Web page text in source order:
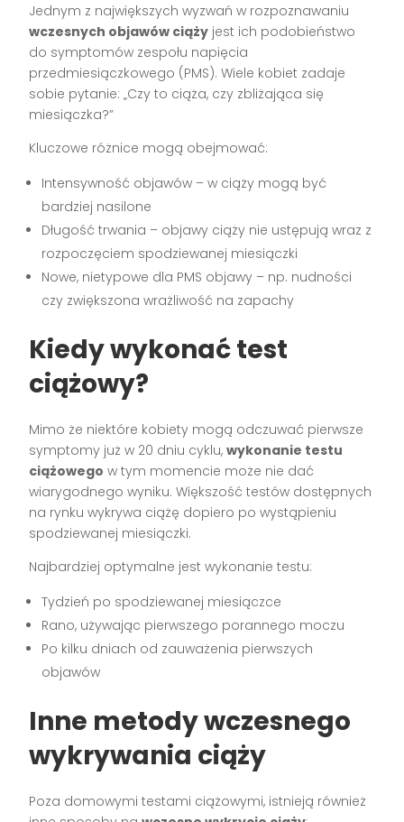
Jednym z największych wyzwań w rozpoznawaniu
wczesnych objawów ciąży jest ich podobieństwo
do symptomów zespołu napięcia
przedmiesiączkowego (PMS). Wiele kobiet zadaje
sobie pytanie: „Czy to ciąża, czy zbliżająca się
miesiączka?”
Kluczowe różnice mogą obejmować:
Intensywność objawów – w ciąży mogą być
bardziej nasilone
Długość trwania – objawy ciąży nie ustępują wraz z
rozpoczęciem spodziewanej miesiączki
Nowe, nietypowe dla PMS objawy – np. nudności
czy zwiększona wrażliwość na zapachy
Kiedy wykonać test
ciążowy?
Mimo że niektóre kobiety mogą odczuwać pierwsze
symptomy już w 20 dniu cyklu,wykonanie testu
ciążowego w tym momencie może nie dać
wiarygodnego wyniku. Większość testów dostępnych
na rynku wykrywa ciążę dopiero po wystąpieniu
spodziewanej miesiączki.
Najbardziej optymalne jest wykonanie testu:
Tydzień po spodziewanej miesiączce
Rano, używając pierwszego porannego moczu
Po kilku dniach od zauważenia pierwszych
objawów
Inne metody wczesnego
wykrywania ciąży
Poza domowymi testami ciążowymi, istnieją również